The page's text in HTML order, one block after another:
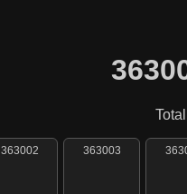
363002 363003